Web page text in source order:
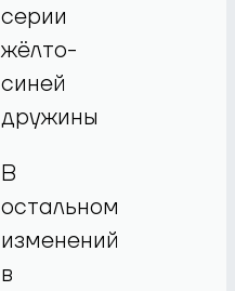
серии
жёлто-
синей
дружины
В
остальном
изменений
в